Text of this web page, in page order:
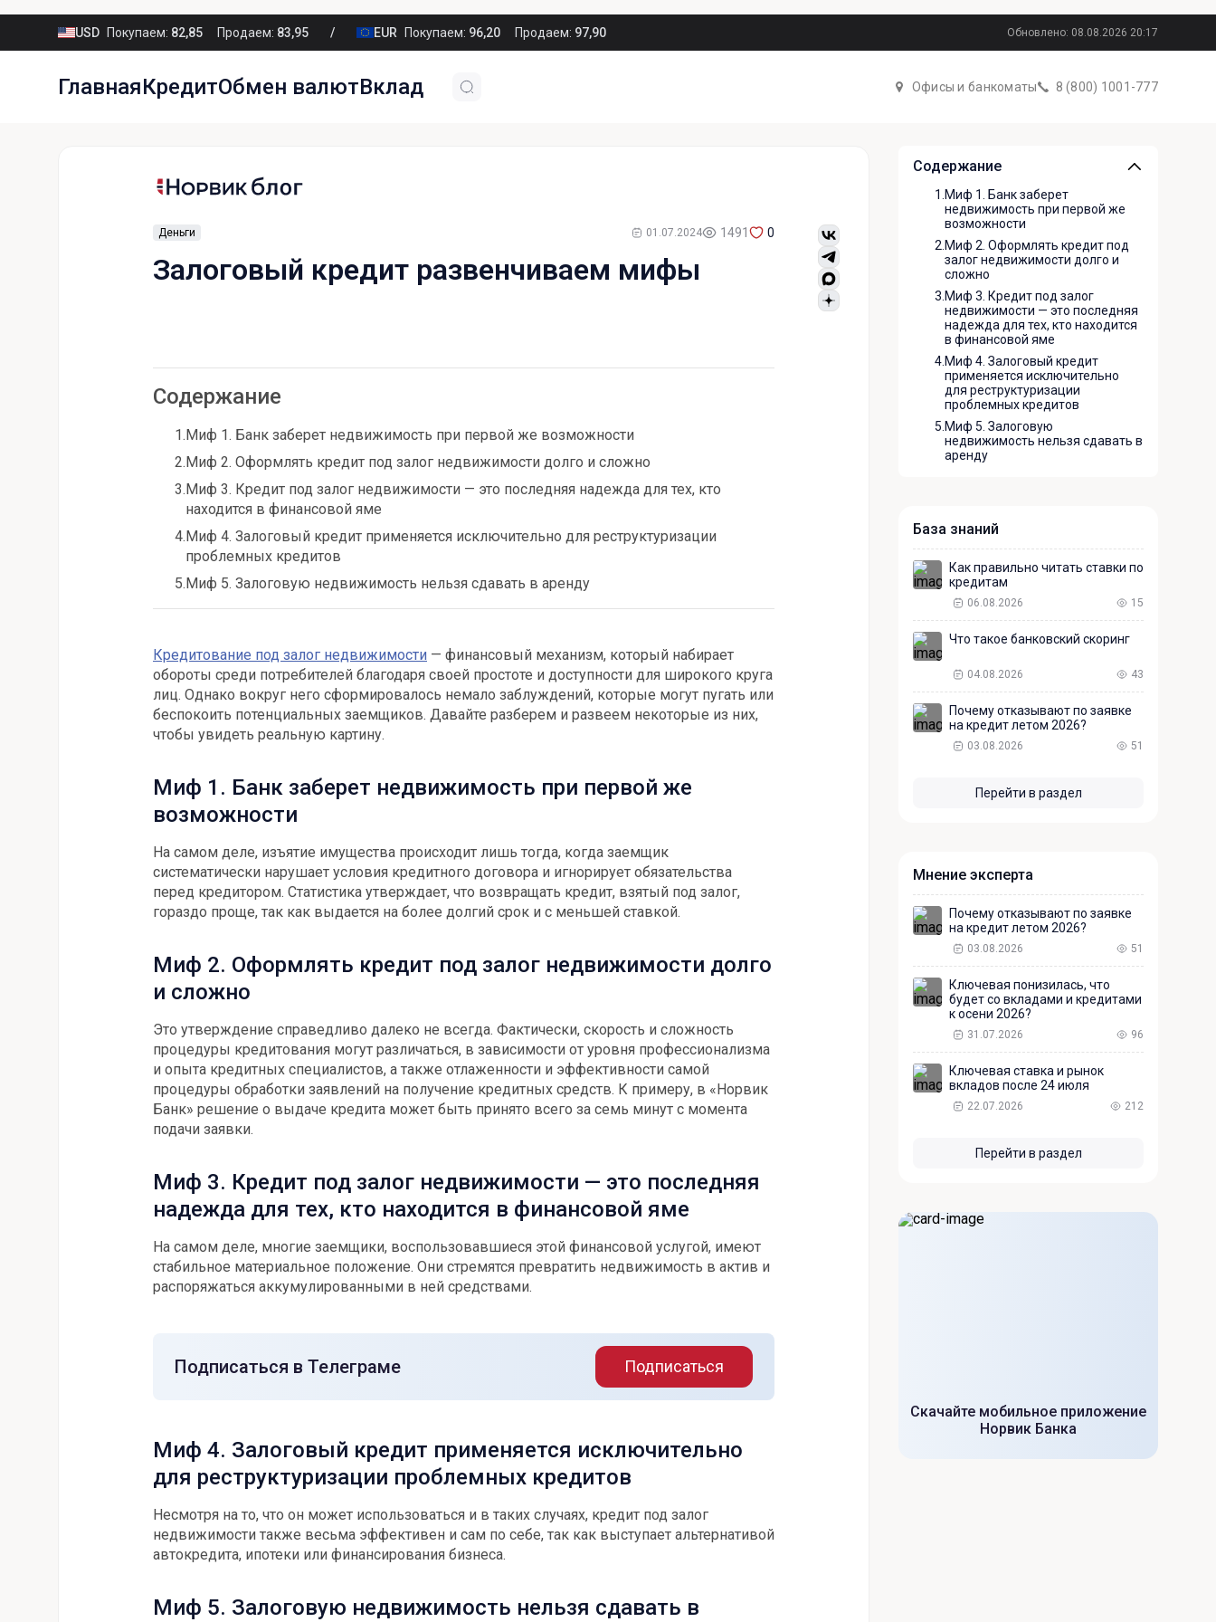
USD Покупаем: 82,85 Продаем: 83,95 EUR Покупаем: 96,20 Продаем: 97,90 Обновлено: 08.08.2026 20:17
ГлавнаяКредитОбмен валютВклад Офисы и банкоматы 8 (800) 1001-777
Деньги 01.07.2024 1491 0
Залоговый кредит развенчиваем мифы
Содержание
1.Миф 1. Банк заберет недвижимость при первой же возможности
2.Миф 2. Оформлять кредит под залог недвижимости долго и сложно
3.Миф 3. Кредит под залог недвижимости — это последняя надежда для тех, кто
находится в финансовой яме
4.Миф 4. Залоговый кредит применяется исключительно для реструктуризации
проблемных кредитов
5.Миф 5. Залоговую недвижимость нельзя сдавать в аренду
Кредитование под залог недвижимости — финансовый механизм, который набирает
обороты среди потребителей благодаря своей простоте и доступности для широкого круга
лиц. Однако вокруг него сформировалось немало заблуждений, которые могут пугать или
беспокоить потенциальных заемщиков. Давайте разберем и развеем некоторые из них,
чтобы увидеть реальную картину.
Миф 1. Банк заберет недвижимость при первой же
возможности
На самом деле, изъятие имущества происходит лишь тогда, когда заемщик
систематически нарушает условия кредитного договора и игнорирует обязательства
перед кредитором. Статистика утверждает, что возвращать кредит, взятый под залог,
гораздо проще, так как выдается на более долгий срок и с меньшей ставкой.
Миф 2. Оформлять кредит под залог недвижимости долго
и сложно
Это утверждение справедливо далеко не всегда. Фактически, скорость и сложность
процедуры кредитования могут различаться, в зависимости от уровня профессионализма
и опыта кредитных специалистов, а также отлаженности и эффективности самой
процедуры обработки заявлений на получение кредитных средств. К примеру, в «Норвик
Банк» решение о выдаче кредита может быть принято всего за семь минут с момента
подачи заявки.
Миф 3. Кредит под залог недвижимости — это последняя
надежда для тех, кто находится в финансовой яме
На самом деле, многие заемщики, воспользовавшиеся этой финансовой услугой, имеют
стабильное материальное положение. Они стремятся превратить недвижимость в актив и
распоряжаться аккумулированными в ней средствами.
Подписаться в Телеграме Подписаться
Миф 4. Залоговый кредит применяется исключительно
для реструктуризации проблемных кредитов
Несмотря на то, что он может использоваться и в таких случаях, кредит под залог
недвижимости также весьма эффективен и сам по себе, так как выступает альтернативой
автокредита, ипотеки или финансирования бизнеса.
Миф 5. Залоговую недвижимость нельзя сдавать в
Содержание
1. Миф 1. Банк заберет
недвижимость при первой же
возможности
2. Миф 2. Оформлять кредит под
залог недвижимости долго и
сложно
3. Миф 3. Кредит под залог
недвижимости — это последняя
надежда для тех, кто находится
в финансовой яме
4. Миф 4. Залоговый кредит
применяется исключительно
для реструктуризации
проблемных кредитов
5. Миф 5. Залоговую
недвижимость нельзя сдавать в
аренду
База знаний
Как правильно читать ставки по
кредитам
06.08.2026 15
Что такое банковский скоринг
04.08.2026 43
Почему отказывают по заявке
на кредит летом 2026?
03.08.2026 51
Перейти в раздел
Мнение эксперта
Почему отказывают по заявке
на кредит летом 2026?
03.08.2026 51
Ключевая понизилась, что
будет со вкладами и кредитами
к осени 2026?
31.07.2026 96
Ключевая ставка и рынок
вкладов после 24 июля
22.07.2026 212
Перейти в раздел
Скачайте мобильное приложение
Норвик Банка